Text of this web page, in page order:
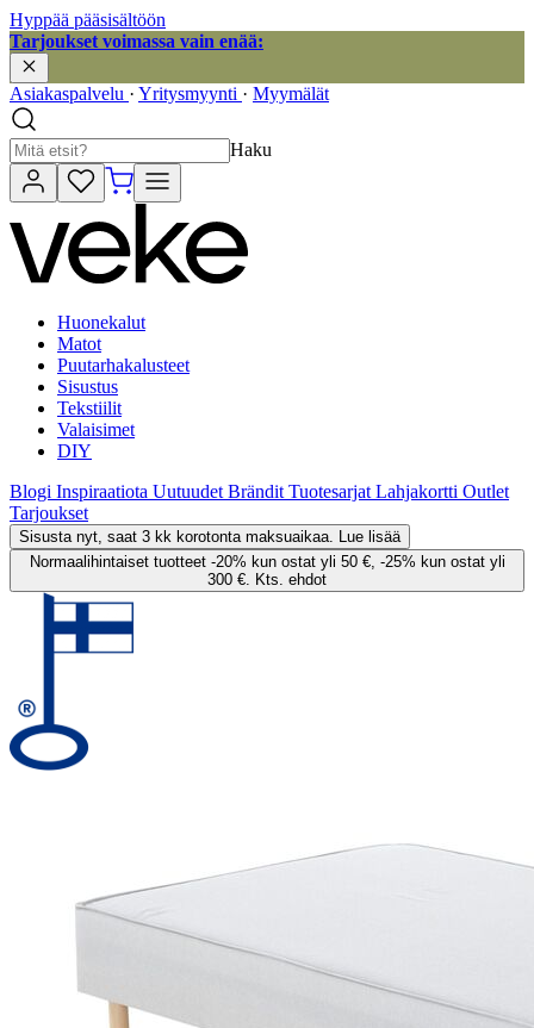
Hyppää pääsisältöön
Tarjoukset voimassa vain enää:
Asiakaspalvelu · Yritysmyynti · Myymälät
Haku
Huonekalut
Matot
Puutarhakalusteet
Sisustus
Tekstiilit
Valaisimet
DIY
Blogi Inspiraatiota Uutuudet Brändit Tuotesarjat Lahjakortti Outlet
Tarjoukset
Sisusta nyt, saat 3 kk korotonta maksuaikaa. Lue lisää
Normaalihintaiset tuotteet -20% kun ostat yli 50 €, -25% kun ostat yli
300 €. Kts. ehdot